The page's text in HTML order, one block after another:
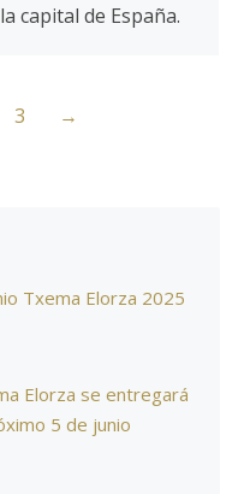
capital de España.
3 →
Txema Elorza 2025
Elorza se entregará
5 de junio